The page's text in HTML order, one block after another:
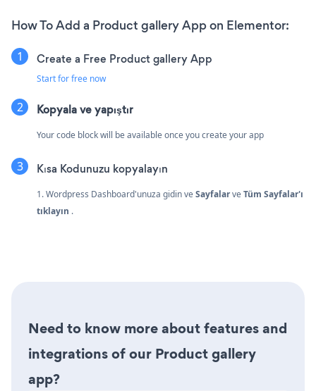
How To Add a Product gallery App on Elementor:
Create a Free Product gallery App
Start for free now
Kopyala ve yapıştır
Your code block will be available once you create your app
Kısa Kodunuzu kopyalayın
1. Wordpress Dashboard'unuza gidin veSayfalarveTüm Sayfalar'ı
tıklayın .
Need to know more about features and
integrations of our Product gallery
app?